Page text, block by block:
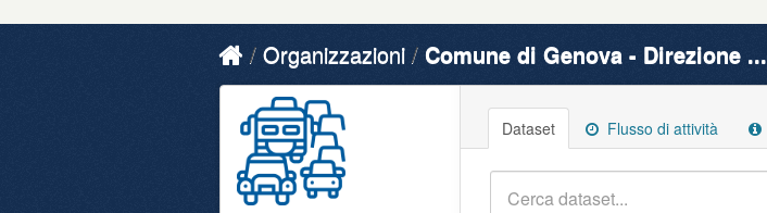
Organizzazioni Comune di Genova - Direzione ...
Dataset Flusso di attività